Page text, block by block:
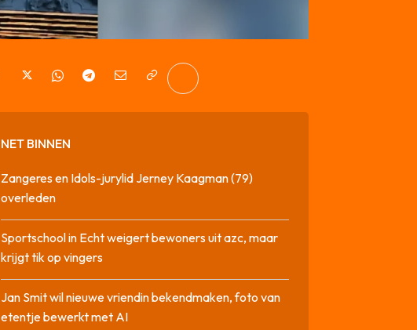
NET BINNEN
Zangeres en Idols-jurylid Jerney Kaagman (79)
overleden
Sportschool in Echt weigert bewoners uit azc, maar
krijgt tik op vingers
Jan Smit wil nieuwe vriendin bekendmaken, foto van
etentje bewerkt met AI